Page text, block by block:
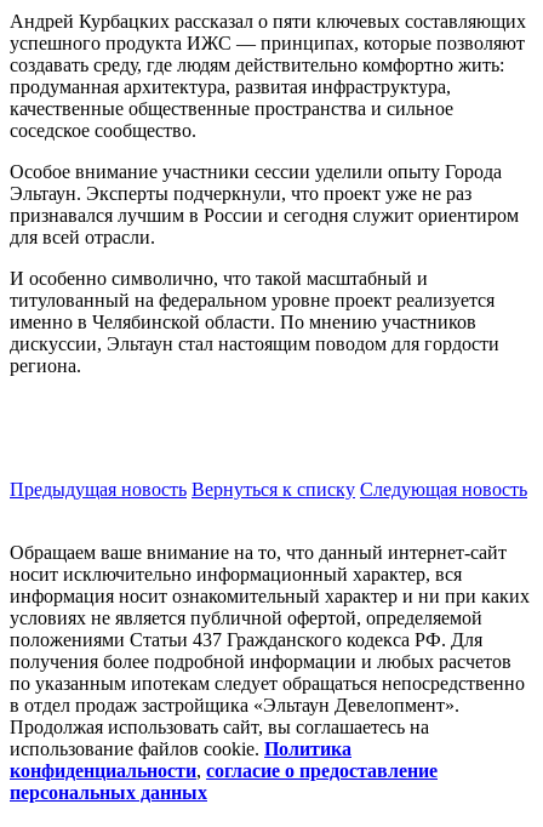
Андрей Курбацких рассказал о пяти ключевых составляющих
успешного продукта ИЖС — принципах, которые позволяют
создавать среду, где людям действительно комфортно жить:
продуманная архитектура, развитая инфраструктура,
качественные общественные пространства и сильное
соседское сообщество.
Особое внимание участники сессии уделили опыту Города
Эльтаун. Эксперты подчеркнули, что проект уже не раз
признавался лучшим в России и сегодня служит ориентиром
для всей отрасли.
И особенно символично, что такой масштабный и
титулованный на федеральном уровне проект реализуется
именно в Челябинской области. По мнению участников
дискуссии, Эльтаун стал настоящим поводом для гордости
региона.
Предыдущая новость Вернуться к списку Следующая новость
Обращаем ваше внимание на то, что данный интернет-сайт
носит исключительно информационный характер, вся
информация носит ознакомительный характер и ни при каких
условиях не является публичной офертой, определяемой
положениями Статьи 437 Гражданского кодекса РФ. Для
получения более подробной информации и любых расчетов
по указанным ипотекам следует обращаться непосредственно
в отдел продаж застройщика «Эльтаун Девелопмент».
Продолжая использовать сайт, вы соглашаетесь на
использование файлов coоkie. Политика
конфиденциальности, согласие о предоставление
персональных данных